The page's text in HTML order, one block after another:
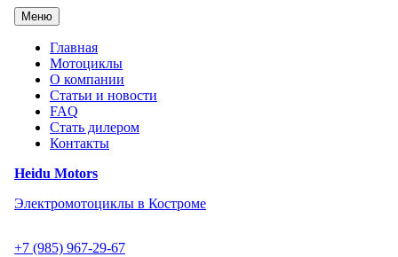
Перейти
содержанию
Heidu Motors
Электромотоциклы в Костроме
+7 (985) 967-29-67
Меню
Главная
Мотоциклы
О компании
Статьи и новости
FAQ
Стать дилером
Контакты